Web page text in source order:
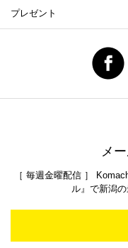
プレゼント
メ
［ 毎週金曜配信 ］
ル』で新潟